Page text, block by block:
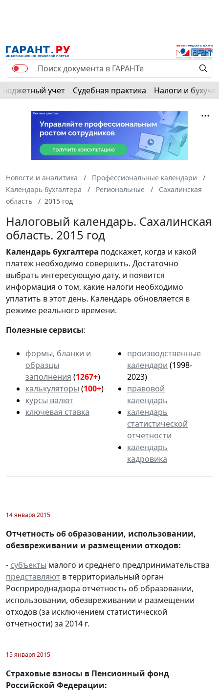
Бюджетный учет Судебная практика Налоги и
Новости и аналитика
Профессиональные календари
Календарь бухгалтера
Региональные
Сахалинская
область
2015 год
Налоговый календарь. Сахалинская
область. 2015 год
Календарьбухгалтера подскажет, когда и какой
платеж необходимо совершить. Достаточно
выбрать интересующую дату, и появится
информация о том, какие налоги необходимо
уплатить в этот день. Календарь обновляется в
режиме реального времени.
Полезные сервисы:
формы, бланки и
образцы
заполнения (1267+)
калькуляторы (100+)
курсы валют
ключевая ставка
производственные
календари (1998-
2023)
правовой
календарь
календарь
статистической
отчетности
календарь
кадровика
14 января 2015
Отчетность об образовании, использовании,
обезвреживании и размещении отходов:
- субъекты малого и среднего предпринимательства
представляют в территориальный орган
Росприроднадзора отчетность об образовании,
использовании, обезвреживании и размещении
отходов (за исключением статистической
отчетности) за 2014 г.
15 января 2015
Страховые взносы в Пенсионный фонд
Российской Федерации: